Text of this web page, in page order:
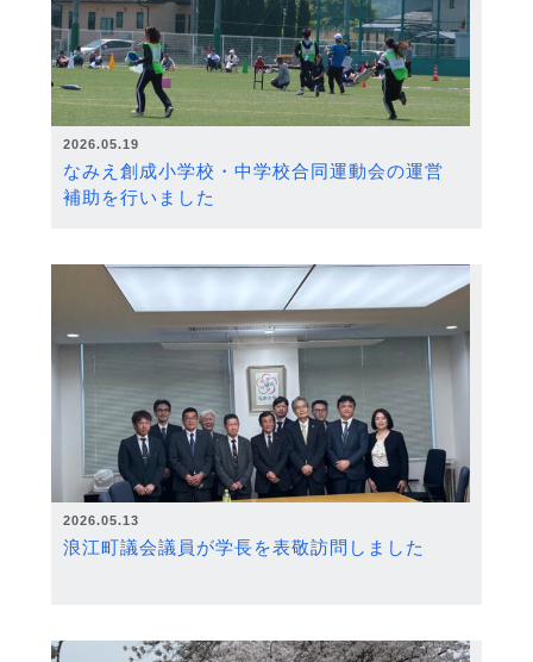
2026.05.19
なみえ創成小学校・中学校合同運動会の運営
補助を行いました
2026.05.13
浪江町議会議員が学長を表敬訪問しました